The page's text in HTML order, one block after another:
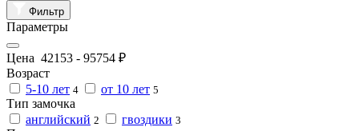
Фильтр
Параметры
Цена 42153 - 95754 ₽
Возраст
5-10 лет 4 от 10 лет 5
Тип замочка
английский 2 гвоздики 3